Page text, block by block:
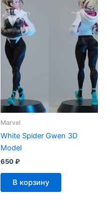
Marvel
White Spider Gwen 3D
Model
650₽
В корзину